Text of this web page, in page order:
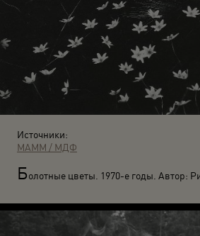
Источники:
МАММ / МДФ
Болотные цветы. 1970-е годы. Автор: